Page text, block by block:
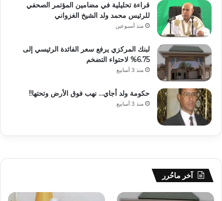
قراءة تحليلية في مضامين المؤتمر الصحفي
للرئيس محمد ولد الشيخ الغزواني
منذ أسبوعين
لبنك المركزي يرفع سعر الفائدة الرئيسي إلى
6.75% لاحتواء التضخم
منذ 3 أسابيع
حكومة ولد أجاي… نهب فوق الأرض وتحتها!!
منذ 3 أسابيع
آخر ماحُرر